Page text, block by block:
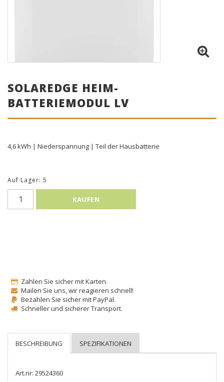
SOLAREDGE HEIM-
BATTERIEMODUL LV
4,6 kWh | Niederspannung | Teil der Hausbatterie
Auf Lager: 5
KAUFEN
Zahlen Sie sicher mit Karten.
Mailen Sie uns, wir reagieren schnell!
Bezahlen Sie sicher mit PayPal.
Schneller und sicherer Transport.
Art.nr: 29524360